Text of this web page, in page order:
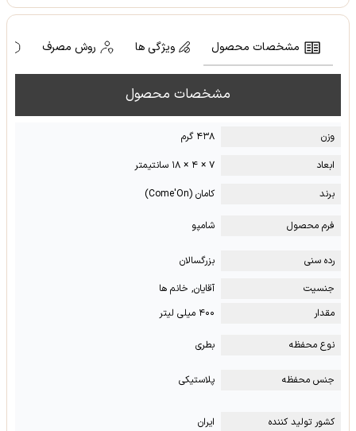
مشخصات محصول ویژگی ها روش مصرف
مشخصات محصول
وزن
۴۳۸ گرم
ابعاد
۷ × ۴ × ۱۸ سانتیمتر
برند
کامان (Come'On)
فرم محصول شامپو
رده سنی
بزرگسالان
جنسیت
آقایان, خانم ها
مقدار
۴۰۰ میلی لیتر
نوع محفظه بطری
جنس محفظه پلاستیکی
کشور تولید کننده ایران